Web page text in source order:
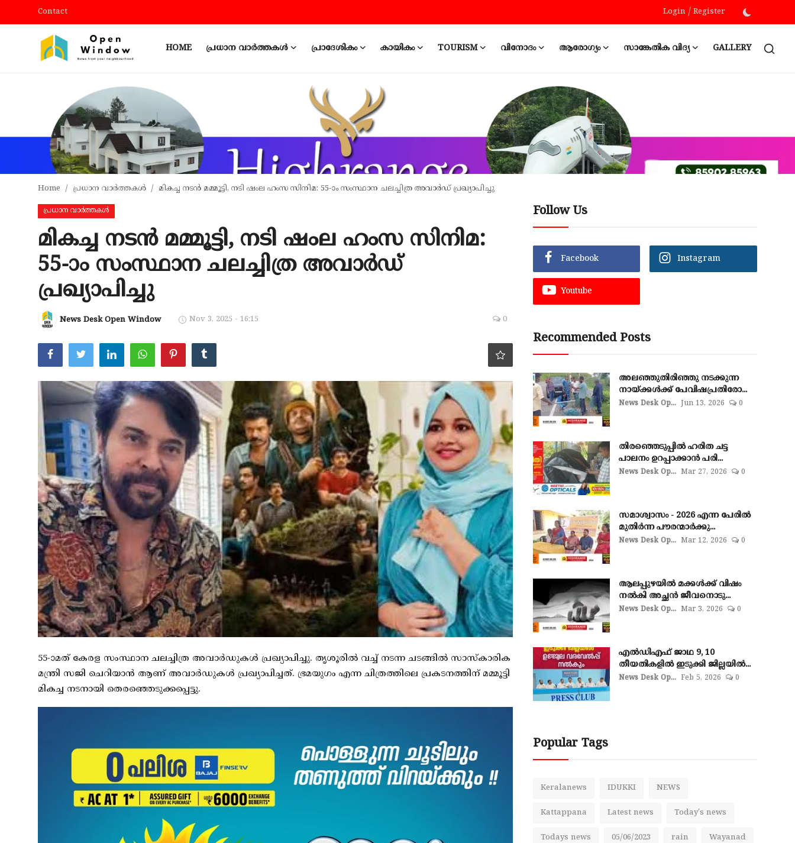
Contact Login / Register
HOME പ്രധാന വാർത്തകൾ പ്രാദേശികം കായികം TOURISM വിനോദം ആരോഗ്യം സാങ്കേതിക വിദ്യ
GALLERY
പ്രധാന വാർത്തകൾ
പ്രാദേശികം
കായികം
TOURISM
വിനോദം
ആരോഗ്യം
Home പ്രധാന വാർത്തകൾ മികച്ച നടൻ മമ്മൂട്ടി, നടി ഷംല ഹംസ സിനിമ: 55-ാം സംസ്ഥാന ചലച്ചിത്ര അവാർഡ് പ്രഖ്യാപിച്ചു
പ്രധാന വാർത്തകൾ
മികച്ച നടൻ മമ്മൂട്ടി, നടി ഷംല ഹംസ സിനിമ:
55-ാം സംസ്ഥാന ചലച്ചിത്ര അവാർഡ്
പ്രഖ്യാപിച്ചു
News Desk Open Window Nov 3, 2025 - 16:15 0
55-ാമത് കേരള സംസ്ഥാന ചലച്ചിത്ര അവാർഡുകൾ പ്രഖ്യാപിച്ചു. തൃശൂരിൽ വച്ച് നടന്ന ചടങ്ങിൽ സാസ്‌കാരിക
മന്ത്രി സജി ചെറിയാൻ ആണ് അവാർഡുകൾ പ്രഖ്യാപിച്ചത്. ഭ്രമയു​ഗം എന്ന ചിത്രത്തിലെ പ്രകടനത്തിന് മമ്മൂട്ടി
മികച്ച നടനായി തെരഞ്ഞെടുക്കപ്പെട്ടു.
Follow Us
Facebook Instagram
Youtube
Recommended Posts
അലഞ്ഞുതിരിഞ്ഞു നടക്കുന്ന
നായ്ക്കൾക്ക് പേവിഷപ്രതിരോ...
News Desk Op... Jun 13, 2026 0
തിരഞ്ഞെടുപ്പില്‍ ഹരിത ചട്ട
പാലനം ഉറപ്പാക്കാന്‍ പരി...
News Desk Op... Mar 27, 2026 0
സമാശ്വാസം - 2026 എന്ന പേരിൽ
മുതിർന്ന പൗരന്മാർക്കു...
News Desk Op... Mar 12, 2026 0
ആലപ്പുഴയില്‍ മക്കള്‍ക്ക് വിഷം
നല്‍കി അച്ഛൻ ജീവനൊടു...
News Desk Op... Mar 3, 2026 0
എല്‍ഡിഎഫ് ജാഥ 9, 10
തീയതികളില്‍ ഇടുക്കി ജില്ലയില്‍...
News Desk Op... Feb 5, 2026 0
Popular Tags
Keralanews IDUKKI NEWS
Kattappana Latest news Today's news
Todays news 05/06/2023 rain Wayanad